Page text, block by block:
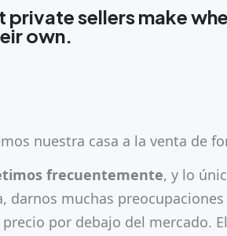
private sellers make
own.
nuestra casa a la venta de
frecuentemente, y lo
darnos muchas
precio por debajo del mercado.